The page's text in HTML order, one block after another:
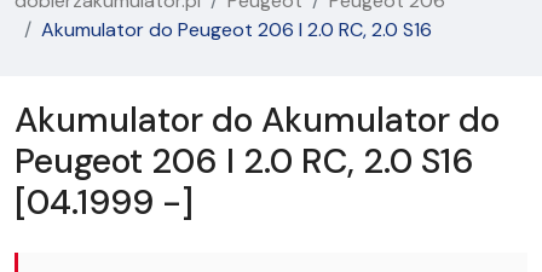
Akumulator do Peugeot 206 I 2.0 RC, 2.0 S16
Akumulator do Akumulator do
Peugeot 206 I 2.0 RC, 2.0 S16
[04.1999 -]